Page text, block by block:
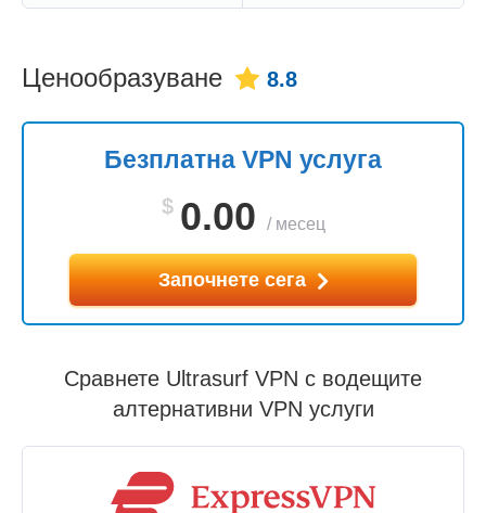
Ценообразуване 8.8
Безплатна VPN услуга
$ 0.00 / месец
Започнете сега
Сравнете Ultrasurf VPN с водещите
алтернативни VPN услуги